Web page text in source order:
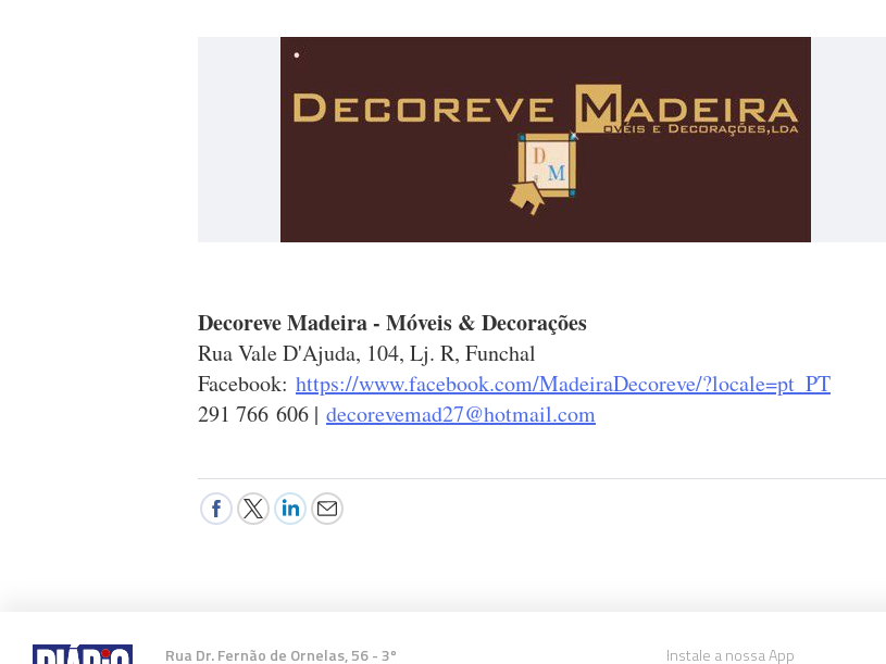
Decoreve Madeira - Móveis & Decorações
Rua Vale D'Ajuda, 104, Lj. R, Funchal
Facebook: https://www.facebook.com/MadeiraDecoreve/?locale=pt_PT
291 766 606 | decorevemad27@hotmail.com
Rua Dr. Fernão de Ornelas, 56 - 3º Instale a nossa App